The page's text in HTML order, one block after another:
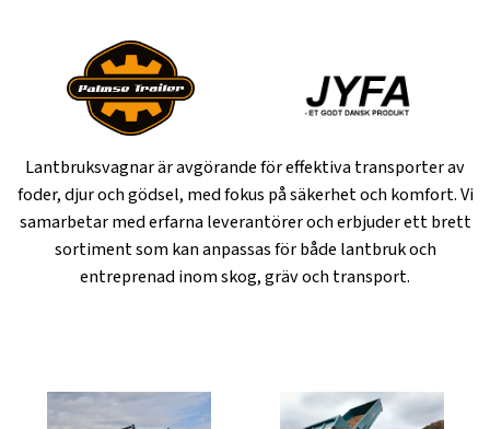
Lantbruksvagnar är avgörande för effektiva transporter av
foder, djur och gödsel, med fokus på säkerhet och komfort. Vi
samarbetar med erfarna leverantörer och erbjuder ett brett
sortiment som kan anpassas för både lantbruk och
entreprenad inom skog, gräv och transport.